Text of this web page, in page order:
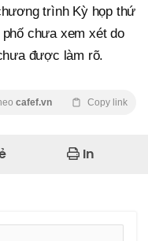
trình Kỳ họp thứ
chưa xem xét do
được làm rõ.
cafef.vn Copy link
In